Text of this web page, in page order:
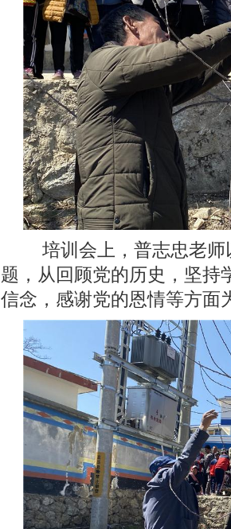
培训会上，普志忠老师
题，从回顾党的历史，坚持
信念，感谢党的恩情等方面